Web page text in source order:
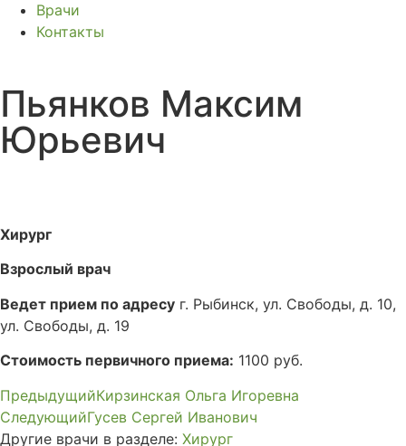
Врачи
Контакты
Пьянков Максим
Юрьевич
Хирург
Взрослый врач
Ведет прием по адресу г. Рыбинск, ул. Свободы, д. 10,
ул. Свободы, д. 19
Стоимость первичного приема: 1100 руб.
ПредыдущийКирзинская Ольга Игоревна
СледующийГусев Сергей Иванович
Другие врачи в разделе: Хирург